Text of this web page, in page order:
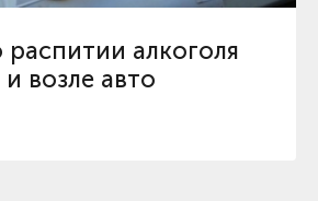
алкоголя
возле авто